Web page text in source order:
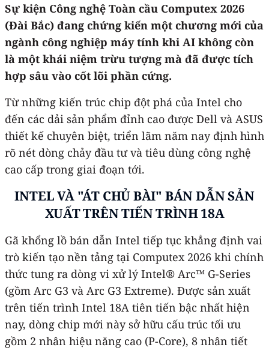
Sự kiện Công nghệ Toàn cầu Computex 2026
(Đài Bắc) đang chứng kiến một chương mới của
ngành công nghiệp máy tính khi AI không còn
là một khái niệm trừu tượng mà đã được tích
hợp sâu vào cốt lõi phần cứng.
Từ những kiến trúc chip đột phá của Intel cho
đến các dải sản phẩm đỉnh cao được Dell và ASUS
thiết kế chuyên biệt, triển lãm năm nay định hình
rõ nét dòng chảy đầu tư và tiêu dùng công nghệ
cao cấp trong giai đoạn tới.
​INTEL VÀ "ÁT CHỦ BÀI" BÁN DẪN SẢN
XUẤT TRÊN TIẾN TRÌNH 18A
​Gã khổng lồ bán dẫn Intel tiếp tục khẳng định vai
trò kiến tạo nền tảng tại Computex 2026 khi chính
thức tung ra dòng vi xử lý Intel® Arc™ G-Series
(gồm Arc G3 và Arc G3 Extreme). Được sản xuất
trên tiến trình Intel 18A tiên tiến bậc nhất hiện
nay, dòng chip mới này sở hữu cấu trúc tối ưu
gồm 2 nhân hiệu năng cao (P-Core), 8 nhân tiết